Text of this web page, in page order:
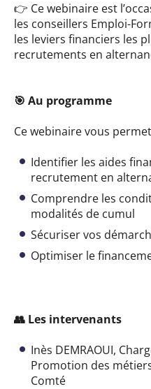
👉 Ce webinaire est
les conseillers Emploi-
les leviers financiers les
recrutements en
🎯 Au programme
Ce webinaire vous
Identifier les aides
recrutement en
Comprendre les
modalités de cumul
Sécuriser vos
Optimiser le
👥 Les intervenants
Inès DEMRAOUI,
Promotion des
Comté